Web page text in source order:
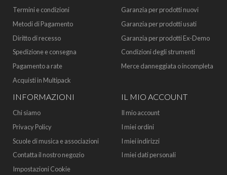
Termini e condizioni
Metodi di Pagamento
Diritto di recesso
Spedizione e consegna
Pagamento a rate
Acquisti in Multipack
Garanzia per prodotti nuovi
Garanzia per prodotti usati
Garanzia per prodotti Ex-Demo
Condizioni degli strumenti
Merce danneggiata o incompleta
INFORMAZIONI
Chi siamo
Privacy Policy
Scuole di musica e associazioni
Contatta il nostro negozio
Impostazioni Cookie
IL MIO ACCOUNT
Il mio account
I miei ordini
I miei indirizzi
I miei dati personali